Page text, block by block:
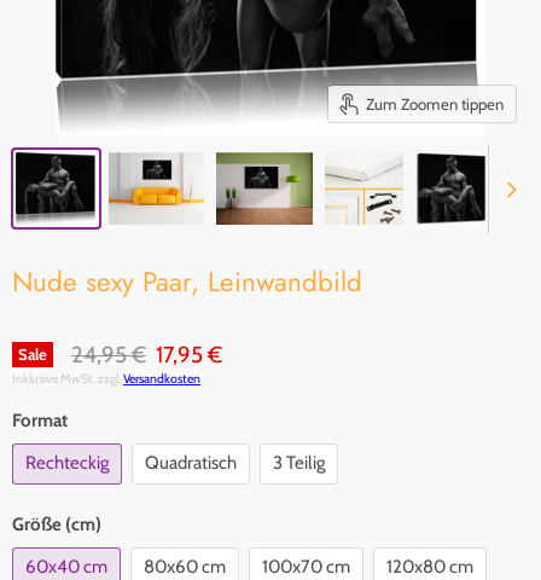
Zum Zoomen tippen
Nude sexy Paar, Leinwandbild
Sale Original Preis
24,95 € Aktueller Preis
17,95 €
Inklusive MwSt. zzgl.Versandkosten
Format
Rechteckig
Quadratisch 3 Teilig
Größe (cm)
60x40 cm
80x60 cm 100x70 cm 120x80 cm